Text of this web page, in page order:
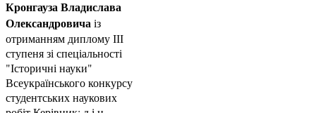
Кронгауза Владислава
Олександровичаіз
отриманням диплому ІІІ
ступеня зі спеціальності
"Історичні науки"
Всеукраїнського конкурсу
студентських наукових